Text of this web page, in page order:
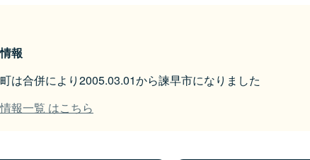
報
は合併により2005.03.01から諫早市になりました
報一覧 はこちら